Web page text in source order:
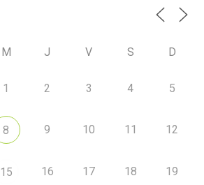
M J V S D
1 2 3 4 5
8 9 10 11 12
15 16 17 18 19